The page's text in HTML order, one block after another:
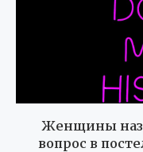
Женщины
вопрос в